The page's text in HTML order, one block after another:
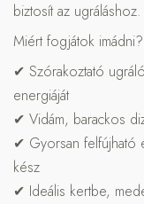
biztosít az ugráláshoz.
Miért fogjátok imádni?
✔ Szórakoztató
energiáját
✔ Vidám, barackos
✔ Gyorsan felfújható
kész
✔ Ideális kertbe,